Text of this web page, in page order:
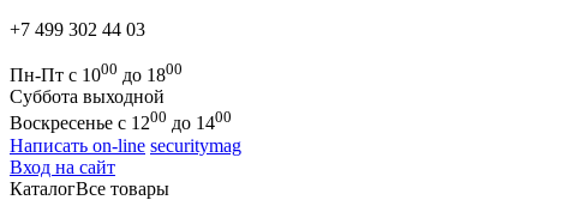
+7 499 302 44 03
Пн-Пт с 1000 до 1800
Суббота выходной
Воскресенье с 1200 до 1400
Написать on-line securitymag
Вход на сайт
КаталогВсе товары